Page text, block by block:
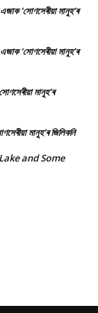
‘সোণসেৰীয়া মানুহ’ৰ
‘সোণসেৰীয়া মানুহ’ৰ
মানুহ’ৰ
মানুহ’ৰ জিলিকনি
and Some